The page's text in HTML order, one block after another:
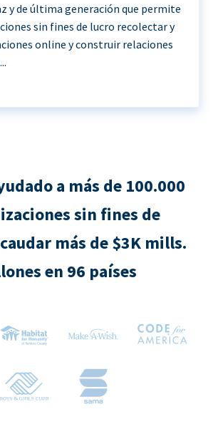
y de última generación que permite
sin fines de lucro recolectar y
online y construir relaciones
a más de 100.000
sin fines de
más de $3K mills.
en 96 países